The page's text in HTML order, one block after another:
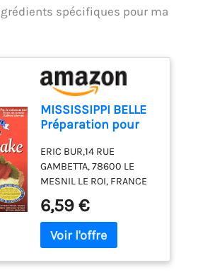
spécifiques pour ma
MISSISSIPPI BELLE
Préparation pour
ERIC BUR,14 RUE
GAMBETTA, 78600 LE
MESNIL LE ROI, FRANCE
6,59 €